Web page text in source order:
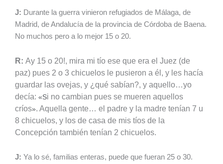
J: Durante la guerra vinieron refugiados de Málaga, de
Madrid, de Andalucía de la provincia de Córdoba de Baena.
No muchos pero a lo mejor 15 o 20.
R: Ay 15 o 20!, mira mi tío ese que era el Juez (de
paz) pues 2 o 3 chicuelos le pusieron a él, y les hacía
guardar las ovejas, y ¿qué sabían?, y aquello…yo
decía: «Si no cambian pues se mueren aquellos
críos». Aquella gente… el padre y la madre tenían 7 u
8 chicuelos, y los de casa de mis tíos de la
Concepción también tenían 2 chicuelos.
J: Ya lo sé, familias enteras, puede que fueran 25 o 30.